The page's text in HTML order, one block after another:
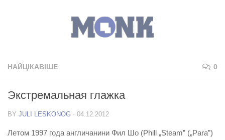
НАЙЦІКАВІШЕ 0
Экстремальная глажка
BY JULI LESKONOG · 04.12.2012
Летом 1997 года англичанини Фил Шо (Phill „Steam” („Para”)